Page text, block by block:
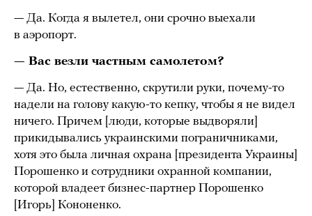
— Да. Когда я вылетел, они срочно выехали
в аэропорт.
— Вас везли частным самолетом?
— Да. Но, естественно, скрутили руки, почему-то
надели на голову какую-то кепку, чтобы я не видел
ничего. Причем [люди, которые выдворяли]
прикидывались украинскими пограничниками,
хотя это была личная охрана [президента Украины]
Порошенко и сотрудники охранной компании,
которой владеет бизнес-партнер Порошенко
[Игорь] Кононенко.